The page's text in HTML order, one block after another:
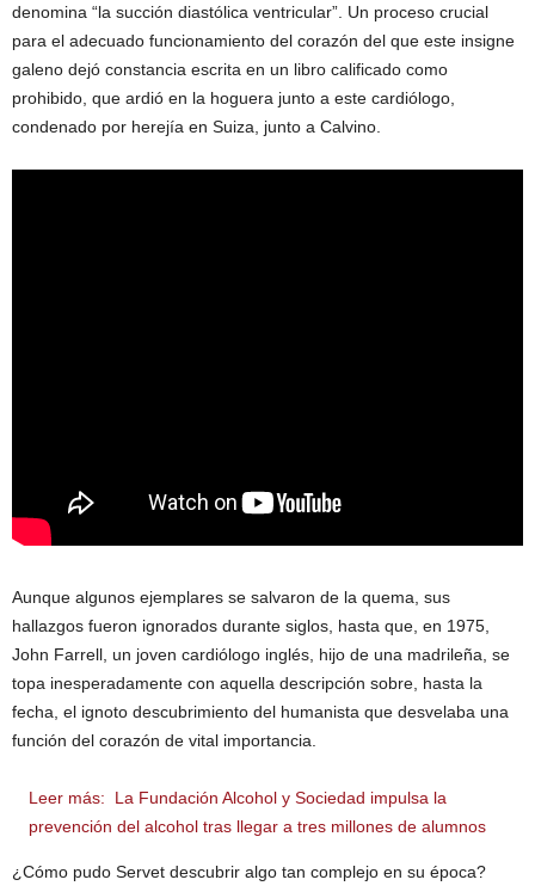
denomina “la succión diastólica ventricular”. Un proceso crucial
para el adecuado funcionamiento del corazón del que este insigne
galeno dejó constancia escrita en un libro calificado como
prohibido, que ardió en la hoguera junto a este cardiólogo,
condenado por herejía en Suiza, junto a Calvino.
Aunque algunos ejemplares se salvaron de la quema, sus
hallazgos fueron ignorados durante siglos, hasta que, en 1975,
John Farrell, un joven cardiólogo inglés, hijo de una madrileña, se
topa inesperadamente con aquella descripción sobre, hasta la
fecha, el ignoto descubrimiento del humanista que desvelaba una
función del corazón de vital importancia.
Leer más:
La Fundación Alcohol y Sociedad impulsa la
prevención del alcohol tras llegar a tres millones de alumnos
¿Cómo pudo Servet descubrir algo tan complejo en su época?